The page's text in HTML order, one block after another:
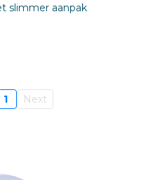
slimmer aanpak
1 Next